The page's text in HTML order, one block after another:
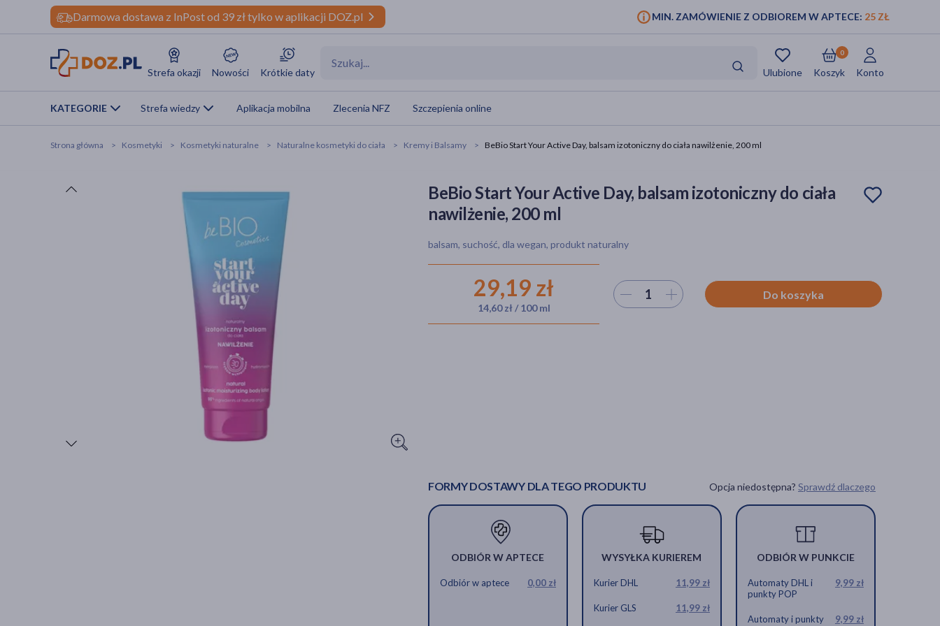
Darmowa dostawa z InPost od 39 zł tylko w aplikacji DOZ.pl MIN. ZAMÓWIENIE Z ODBIOREM W APTECE: 25 ZŁ
Strefa okazji Nowości Krótkie daty Ulubione Koszyk
0
Konto
KATEGORIE Strefa wiedzy Aplikacja mobilna Zlecenia NFZ Szczepienia online
Strona główna Kosmetyki Kosmetyki naturalne Naturalne kosmetyki do ciała Kremy i Balsamy BeBio Start Your Active Day, balsam izotoniczny do ciała nawilżenie, 200 ml
BeBio Start Your Active Day, balsam izotoniczny do ciała
nawilżenie, 200 ml
balsam, suchość, dla wegan, produkt naturalny
29,19 zł
14,60 zł / 100 ml
Wybierz ilość Do koszyka
FORMY DOSTAWY DLA TEGO PRODUKTU Opcja niedostępna? Sprawdź dlaczego
ODBIÓR W APTECE
Odbiór w aptece 0,00 zł
WYSYŁKA KURIEREM
Kurier DHL 11,99 zł
Kurier GLS 11,99 zł
ODBIÓR W PUNKCIE
Automaty DHL i
punkty POP
9,99 zł
Automaty i punkty
9,99 zł